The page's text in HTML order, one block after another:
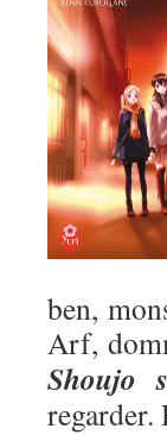
ben,
Arf,
Shoujo
regarder.